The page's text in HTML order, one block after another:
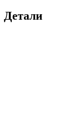
Детали